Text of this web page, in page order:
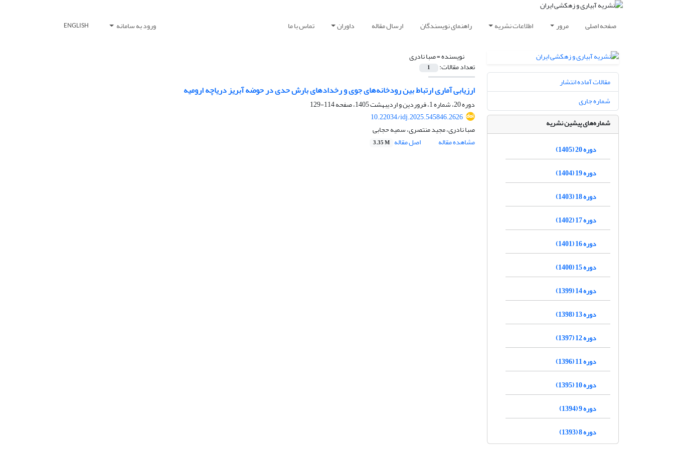
صفحه اصلی مرور اطلاعات نشریه راهنمای نویسندگان ارسال مقاله داوران تماس با ما ورود به سامانه ENGLISH
نویسنده =صبا نادری
تعداد مقالات: 1
ارزیابی آماری ارتباط بین رودخانه‌های جوی و رخدادهای بارش حدی در حوضه آبریز دریاچه ارومیه
دوره 20، شماره 1، فروردین و اردیبهشت 1405، صفحه
114-129
10.22034/idj.2025.545846.2626
صبا نادری، مجید منتصری، سمیه حجابی
مشاهده مقاله
اصل مقاله 3.35 M
مقالات آماده انتشار
شماره جاری
شماره‌های پیشین نشریه
دوره 20 (1405)
دوره 19 (1404)
دوره 18 (1403)
دوره 17 (1402)
دوره 16 (1401)
دوره 15 (1400)
دوره 14 (1399)
دوره 13 (1398)
دوره 12 (1397)
دوره 11 (1396)
دوره 10 (1395)
دوره 9 (1394)
دوره 8 (1393)